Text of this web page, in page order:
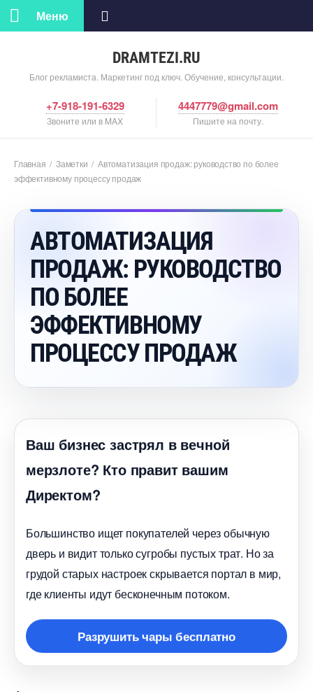
DRAMTEZI.RU
Блог рекламиста. Маркетинг под ключ. Обучение, консультации.
Меню
+7-918-191-6329
Звоните или в MAX
4447779@gmail.com
Пишите на почту.
Главная / Заметки / Автоматизация продаж: руководство по более
эффективному процессу продаж
АВТОМАТИЗАЦИЯ
ПРОДАЖ: РУКОВОДСТВО
ПО БОЛЕЕ
ЭФФЕКТИВНОМУ
ПРОЦЕССУ ПРОДАЖ
аш бизнес застрял в вечной
мерзлоте? Кто правит вашим
Директом?
Большинство ищет покупателей через обычную
дверь и видит только сугробы пустых трат. Но за
рудой старых настроек скрывается портал в мир,
де клиенты идут бесконечным потоком.
Разрушить чары бесплатно